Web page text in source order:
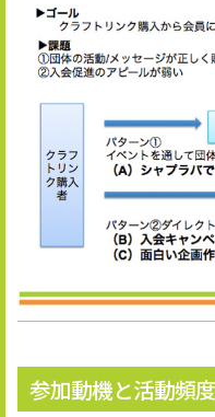
参加動機と活動頻度